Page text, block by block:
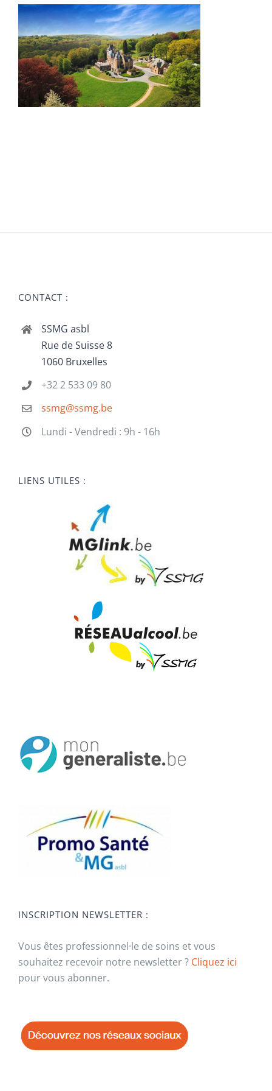
CONTACT :
SSMG asbl
Rue de Suisse 8
1060 Bruxelles
+32 2 533 09 80
ssmg@ssmg.be
Lundi - Vendredi : 9h - 16h
LIENS UTILES :
INSCRIPTION NEWSLETTER :
Vous êtes professionnel·le de soins et vous
souhaitez recevoir notre newsletter ? Cliquez ici
pour vous abonner.